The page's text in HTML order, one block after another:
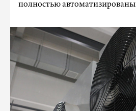
полностью автоматизированы